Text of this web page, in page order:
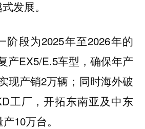
发展。
阶段为2025年至2026年的
产EX5/E.5车型，确保年产
现产销2万辆；同时海外破
工厂，开拓东南亚及中东
10万台。